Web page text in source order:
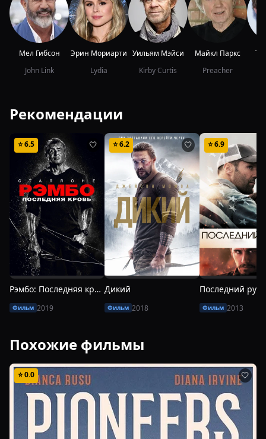
Мел Гибсон
John Link
Эрин Мориарти
Lydia
Уильям Мэйси
Kirby Curtis
Майкл Паркс
Preacher
Рекомендации
⭐6.5 🤍
Рэмбо: Последняя кровь
Фильм 2019
⭐6.2 🤍
Дикий
Фильм 2018
⭐6.9
Последний
Фильм 2013
Похожие фильмы
⭐0.0 🤍